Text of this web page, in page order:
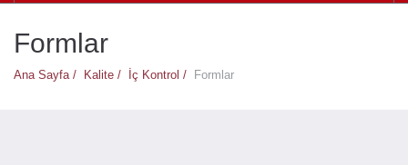
Formlar
Ana Sayfa / Kalite / İç Kontrol / Formlar